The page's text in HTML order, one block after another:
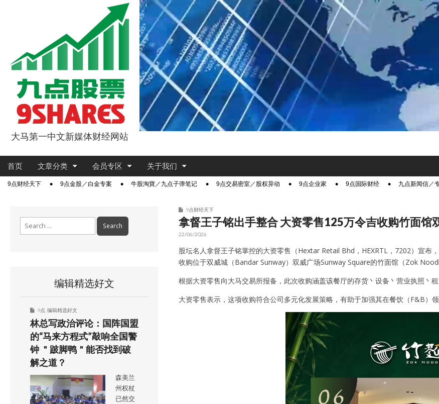
9点股票
大马第一中文新媒体财经网站
Main
Skip
content
首页 文章分类 会员专区 关于我们
Sub9点财经天下 9点金股／白金专案 牛股淘寶／九点子弹笔记 9点交易密室／股权异动 9点企业家 9点国际财经 九点新闻信／
9点财经天下
拿督王子铭出手整合 大资零售125万令吉收购竹面馆
22/06/2026
股坛名人拿督王子铭掌控的大资零售（Hextar Retail Bhd，HEXRTL，7202）宣
收购位于双威城（Bandar Sunway）双威广场Sunway Square的竹面馆（Zok
根据大资零售向大马交易所报备，此次收购涵盖该餐厅的存货丶设备丶营业执照丶
大资零售表示，这项收购符合公司多元化发展策略，有助于加强其在餐饮（F&B）领
编辑精选好文
9点 编辑精选好文
林总写政治评论：国阵国盟
的“马来方程式”敲响全国警
钟 ＂跛脚鸭＂能否找到破
解之道？
森美兰
州权杖
已然交